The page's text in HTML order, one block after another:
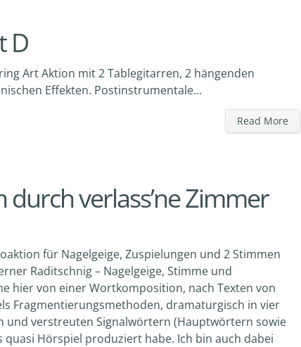
D
Art Aktion mit 2 Tablegitarren, 2 hängenden
Effekten. Postinstrumentale...
Read More
durch verlass’ne Zimmer
für Nagelgeige, Zuspielungen und 2 Stimmen
Raditschnig – Nagelgeige, Stimme und
hier von einer Wortkomposition, nach Texten von
Fragmentierungsmethoden, dramaturgisch in vier
und verstreuten Signalwörtern (Hauptwörtern sowie
quasi Hörspiel produziert habe. Ich bin auch dabei